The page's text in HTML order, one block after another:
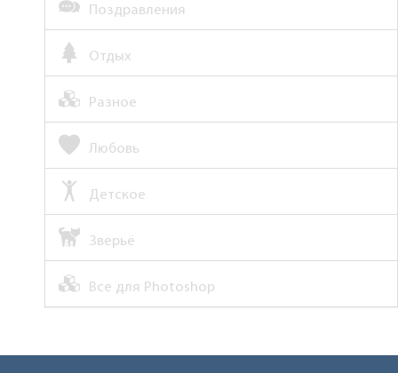
Поздравления
Отдых
Разное
Любовь
Детское
Зверьё
Все для Photoshop